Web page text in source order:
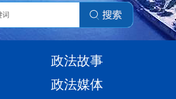
政法故事
政法媒体